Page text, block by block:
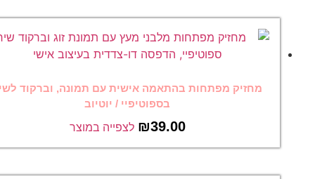
מחזיק מפתחות בהתאמה אישית עם תמונה, וברקוד לשיר
בספוטיפיי / יוטיוב
₪39.00 לצפייה במוצר